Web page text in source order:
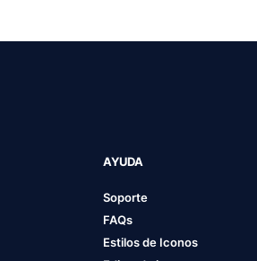
AYUDA
Soporte
FAQs
Estilos de Iconos